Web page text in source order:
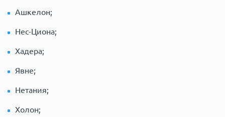
Ашкелон;
Нес-Циона;
Хадера;
Явне;
Нетания;
Холон;